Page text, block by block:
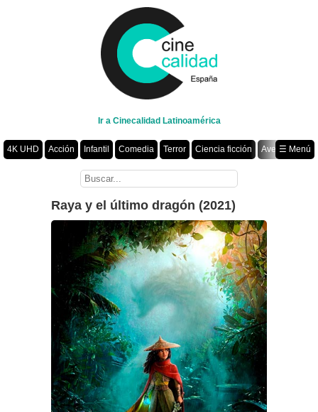
Ir a Cinecalidad Latinoamérica
4K UHD Acción Infantil Comedia Terror Ciencia ficción
Aventura
Romance Fantasía Drama Animación Crimen
☰ Menú
Raya y el último dragón (2021)